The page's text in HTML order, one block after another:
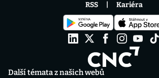
Další témata z našich webů
RSS Kariéra